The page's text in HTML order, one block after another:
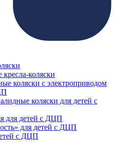
коляски
коляски с электроприводом
коляски для детей с
для детей с ДЦП
для детей с ДЦП
с ДЦП